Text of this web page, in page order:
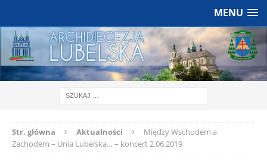
MENU
Str. główna Aktualności
Między Wschodem a
Zachodem – Unia Lubelska… – koncert 2.06.2019